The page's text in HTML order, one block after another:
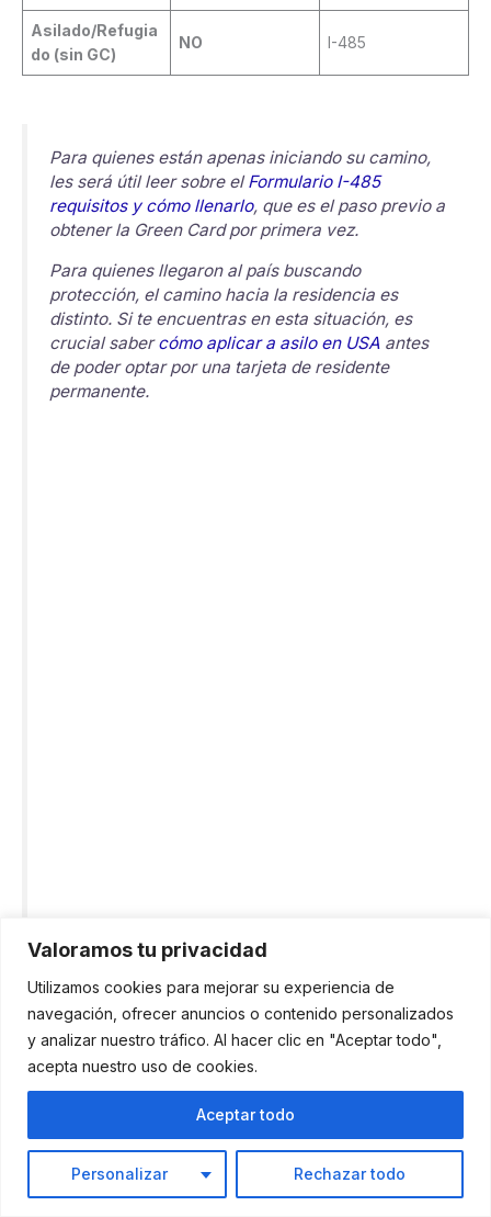
Valoramos tu privacidad
Utilizamos cookies para mejorar su experiencia de
navegación, ofrecer anuncios o contenido personalizados
y analizar nuestro tráfico. Al hacer clic en "Aceptar todo",
acepta nuestro uso de cookies.
Personalizar Rechazar todo
Aceptar todo
Asilado/Refugia
do (sin GC)
NO I-485
Para quienes están apenas iniciando su camino,
les será útil leer sobre elFormulario I-485
requisitos y cómo llenarlo, que es el paso previo a
obtener la Green Card por primera vez.
Para quienes llegaron al país buscando
protección, el camino hacia la residencia es
distinto. Si te encuentras en esta situación, es
crucial sabercómo aplicar a asilo en USA antes
de poder optar por una tarjeta de residente
permanente.
Requisitos para renovar residencia permanente en
EE.UU.